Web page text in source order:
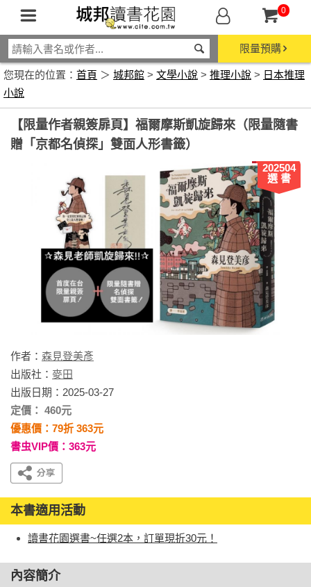
0
限量預購
您現在的位置： 首頁 ＞ 城邦館 > 文學小說 > 推理小說 > 日本推理
小說
【限量作者親簽扉頁】福爾摩斯凱旋歸來（限量隨書
贈「京都名偵探」雙面人形書籤）
202504
選 書
作者： 森見登美彥
出版社： 麥田
出版日期：2025-03-27
定價： 460元
優惠價：79折 363元
書虫VIP價：363元
本書適用活動
讀書花園選書~任選2本，訂單現折30元！
內容簡介